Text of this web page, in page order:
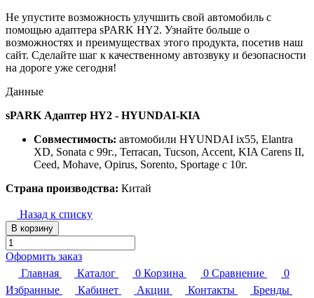
Не упустите возможность улучшить свой автомобиль с
помощью адаптера sPARK HY2. Узнайте больше о
возможностях и преимуществах этого продукта, посетив наш
сайт. Сделайте шаг к качественному автозвуку и безопасности
на дороге уже сегодня!
Данные
sPARK Адаптер HY2 - HYUNDAI-KIA
Совместимость: автомобили HYUNDAI ix55, Elantra
XD, Sonata с 99г., Terracan, Tucson, Accent, KIA Carens II,
Ceed, Mohave, Opirus, Sorento, Sportage с 10г.
Страна производства: Китай
Назад к списку
В корзину
Оформить заказ
Главная
Каталог 0 Корзина 0 Сравнение
0
Избранные
Кабинет Акции Контакты
Бренды